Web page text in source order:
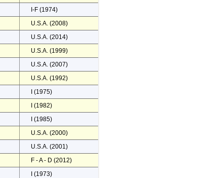
I-F (1974)
U.S.A. (2008)
U.S.A. (2014)
U.S.A. (1999)
U.S.A. (2007)
U.S.A. (1992)
I (1975)
I (1982)
I (1985)
U.S.A. (2000)
U.S.A. (2001)
F - A - D (2012)
I (1973)